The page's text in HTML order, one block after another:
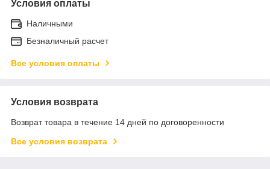
Условия оплаты
Наличными
Безналичный расчет
Все условия оплаты
Условия возврата
Возврат товара в течение 14 дней по договоренности
Все условия возврата